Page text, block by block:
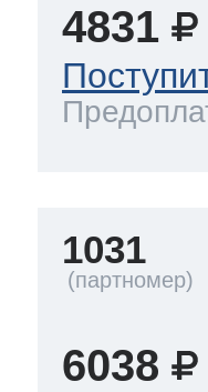
4831
1031
6038